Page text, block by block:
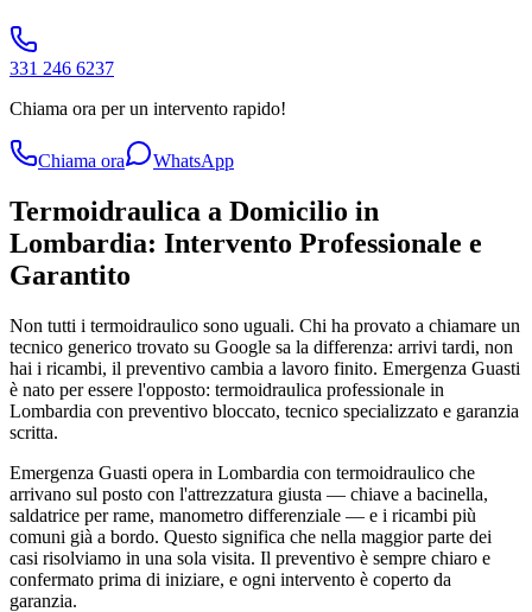
331 246 6237
Chiama ora per un intervento rapido!
Chiama ora WhatsApp
Termoidraulica a Domicilio in
Lombardia: Intervento Professionale e
Garantito
Non tutti i termoidraulico sono uguali. Chi ha provato a chiamare un
tecnico generico trovato su Google sa la differenza: arrivi tardi, non
hai i ricambi, il preventivo cambia a lavoro finito. Emergenza Guasti
è nato per essere l'opposto: termoidraulica professionale in
Lombardia con preventivo bloccato, tecnico specializzato e garanzia
scritta.
Emergenza Guasti opera in Lombardia con termoidraulico che
arrivano sul posto con l'attrezzatura giusta — chiave a bacinella,
saldatrice per rame, manometro differenziale — e i ricambi più
comuni già a bordo. Questo significa che nella maggior parte dei
casi risolviamo in una sola visita. Il preventivo è sempre chiaro e
confermato prima di iniziare, e ogni intervento è coperto da
garanzia.